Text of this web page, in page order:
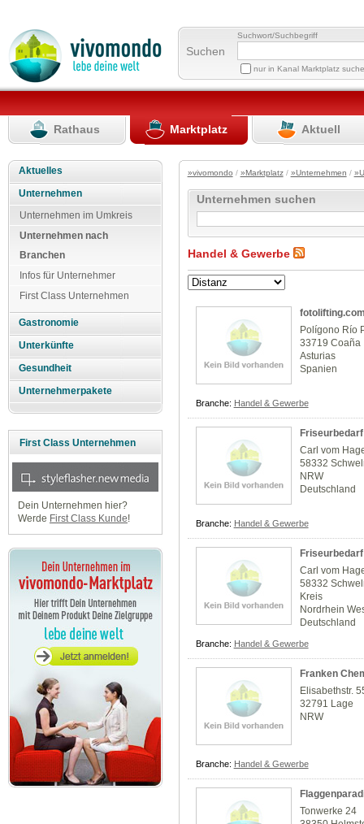
Suchen
Suchwort/Suchbegriff
nur in Kanal Marktplatz
Rathaus Marktplatz Aktuell
Aktuelles
Unternehmen
Unternehmen im Umkreis
Unternehmen nach
Branchen
Infos für Unternehmer
First Class Unternehmen
Gastronomie
Unterkünfte
Gesundheit
Unternehmerpakete
First Class Unternehmen
Dein Unternehmen hier?
Werde First Class Kunde!
»vivomondo / »Marktplatz/ »Unternehmen /
Unternehmen suchen
Handel & Gewerbe
Polígono Río
33719 Coaña
Asturias
Spanien
Branche: Handel & Gewerbe
Carl vom
58332
NRW
Deutschland
Branche: Handel & Gewerbe
Carl vom
58332
Kreis
Nordrhein
Deutschland
Branche: Handel & Gewerbe
Franken
Elisabethstr.
32791 Lage
NRW
Branche: Handel & Gewerbe
Tonwerke 24